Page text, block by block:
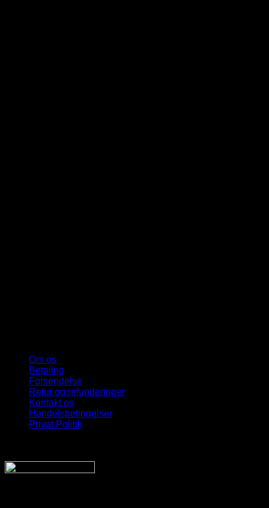
Om os
Betaling
Forsendelse
Retur og refunderinger
Kontakt os
Handelsbetingelser
Privat Politik